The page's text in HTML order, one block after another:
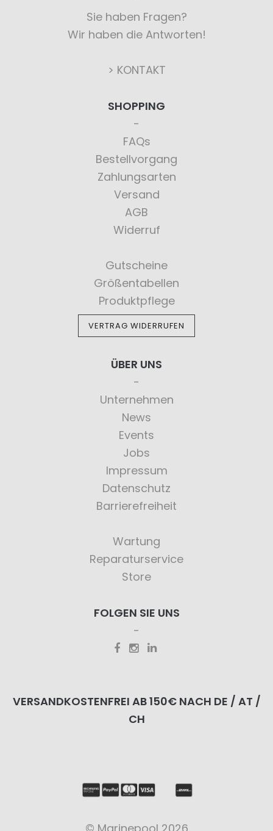
Sie haben Fragen?
Wir haben die Antworten!
> KONTAKT
SHOPPING
FAQs
Bestellvorgang
Zahlungsarten
Versand
AGB
Widerruf
Gutscheine
Größentabellen
Produktpflege
VERTRAG WIDERRUFEN
ÜBER UNS
Unternehmen
News
Events
Jobs
Impressum
Datenschutz
Barrierefreiheit
Wartung
Reparaturservice
Store
FOLGEN SIE UNS
VERSANDKOSTENFREI AB 150€ NACH DE / AT /
CH